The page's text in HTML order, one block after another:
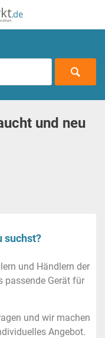
und neu
suchst?
und Händlern der
passende Gerät für
und wir machen
Angebot.